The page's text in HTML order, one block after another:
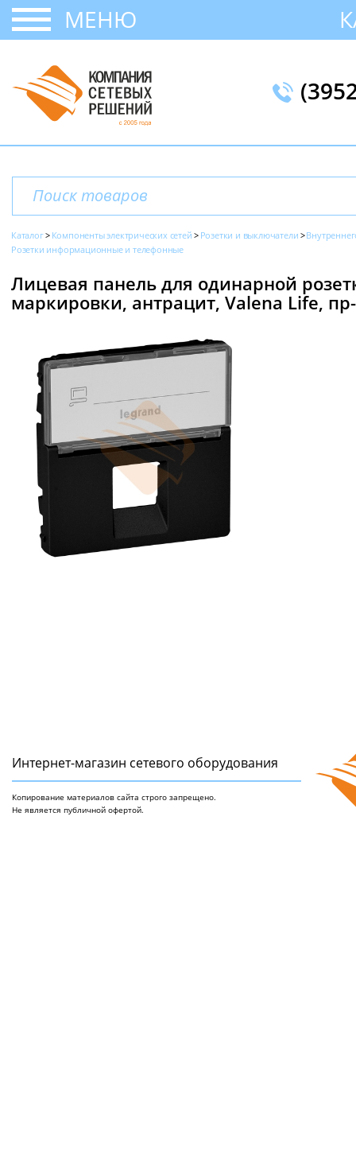
МЕНЮ
Каталог Компоненты электрических сетей Розетки и выключатели
Розетки информационные и телефонные
Лицевая панель для одинарной
маркировки, антрацит, Valena Life,
Интернет-магазин сетeвого оборудования
Копирование материалов сайта строго запрещено.
Не является публичной офертой.